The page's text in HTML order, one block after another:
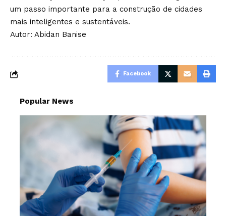
um passo importante para a construção de cidades
mais inteligentes e sustentáveis.
Autor: Abidan Banise
Facebook
Popular News